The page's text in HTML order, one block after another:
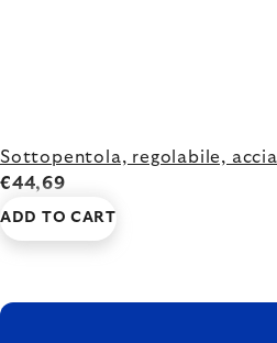
Sottopentola, regolabile,
€44,69
ADD TO CART
FOOTER